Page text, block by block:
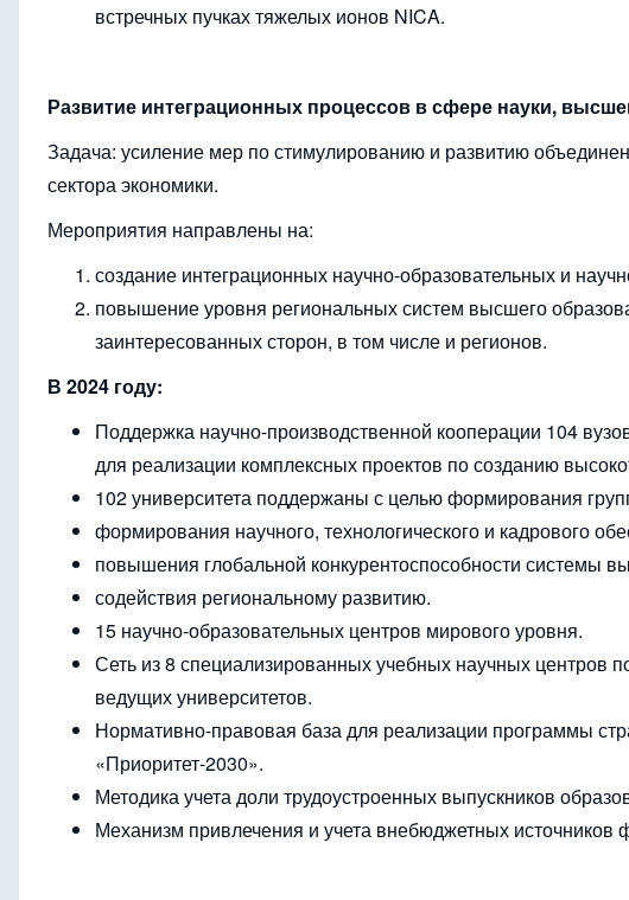
встречных пучках тяжелых ионов NICA.
Развитие интеграционных процессов в сфере науки,
Задача: усиление мер по стимулированию и развитию
сектора экономики.
Мероприятия направлены на:
создание интеграционных научно-образовательных и
повышение уровня региональных систем высшего
заинтересованных сторон, в том числе и регионов.
В 2024 году:
Поддержка научно-производственной кооперации 104
для реализации комплексных проектов по созданию
102 университета поддержаны с целью формирования
формирования научного, технологического и кадрового
повышения глобальной конкурентоспособности системы
содействия региональному развитию.
15 научно-образовательных центров мирового уровня.
Сеть из 8 специализированных учебных научных центров
ведущих университетов.
Нормативно-правовая база для реализации программы
«Приоритет-2030».
Методика учета доли трудоустроенных выпускников
Механизм привлечения и учета внебюджетных источников